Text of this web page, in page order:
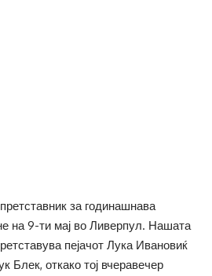
за годинашнава
на 9-ти мај во Ливерпул. Нашата
пејачот Лука Ивановиќ
Блек, откако тој вчеравечер